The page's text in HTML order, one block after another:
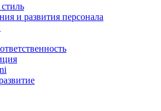
и развития персонала